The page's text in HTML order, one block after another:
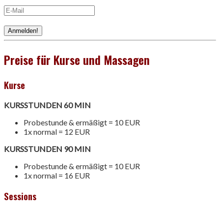
Preise für Kurse und Massagen
Kurse
KURSSTUNDEN 60 MIN
Probestunde & ermäßigt = 10 EUR
1x normal = 12 EUR
KURSSTUNDEN 90 MIN
Probestunde & ermäßigt = 10 EUR
1x normal = 16 EUR
Sessions